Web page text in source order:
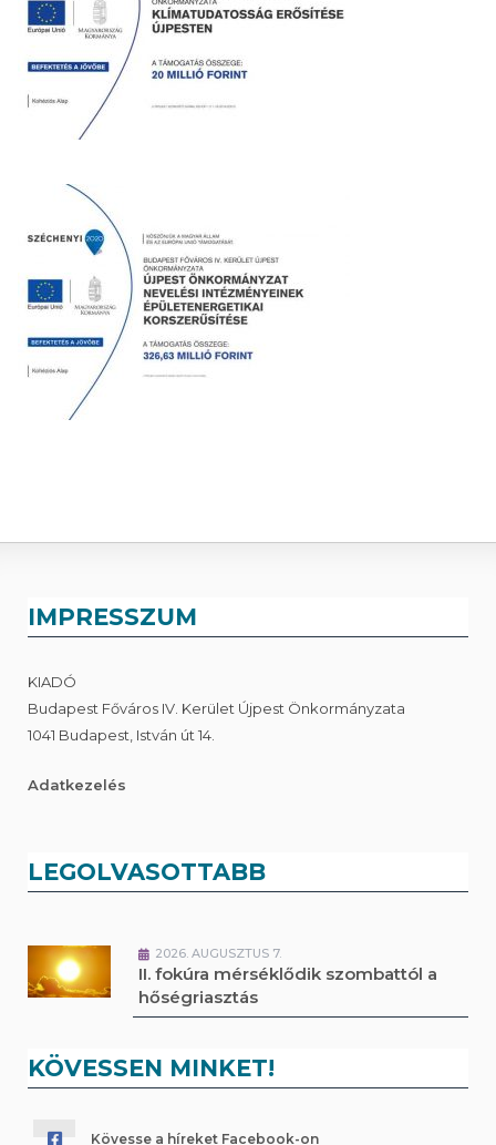
IMPRESSZUM
KIADÓ
Budapest Főváros IV. Kerület Újpest Önkormányzata
1041 Budapest, István út 14.
Adatkezelés
LEGOLVASOTTABB
2026. AUGUSZTUS 7.
II. fokúra mérséklődik szombattól a
hőségriasztás
KÖVESSEN MINKET!
Kövesse a híreket Facebook-on